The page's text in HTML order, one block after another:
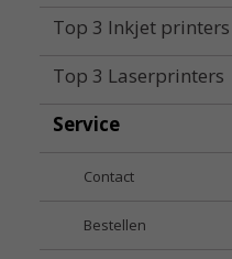
Top 3 Inkjet printers
Top 3 Laserprinters
Service
Contact
Bestellen